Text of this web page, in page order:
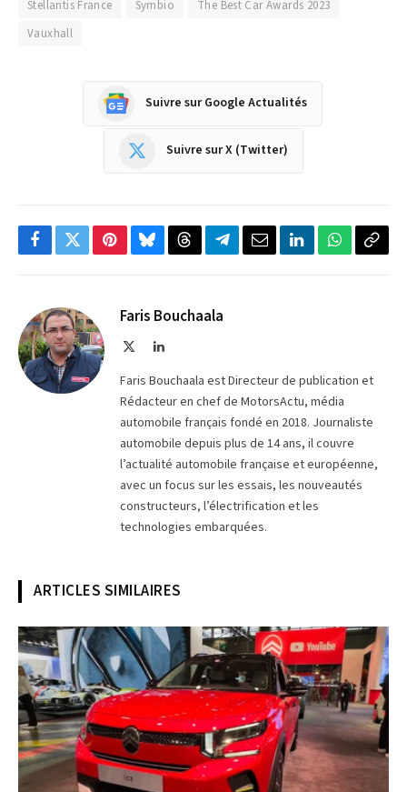
Stellantis France Symbio
The Best Car Awards 2023
Vauxhall
Suivre sur Google Actualités
Suivre sur X (Twitter)
Facebook
TwitterPinterestBlueskyThreadsPartager
Telegram
EmailLinkedInWhatsApp
Faris Bouchaala
LinkedIn
Faris Bouchaala est Directeur de publication et
Rédacteur en chef de MotorsActu, média
automobile français fondé en 2018. Journaliste
automobile depuis plus de 14 ans, il couvre
l’actualité automobile française et européenne,
avec un focus sur les essais, les nouveautés
constructeurs, l’électrification et les
technologies embarquées.
ARTICLES SIMILAIRES
© Photo MotorsActu / Faris Bouchaala